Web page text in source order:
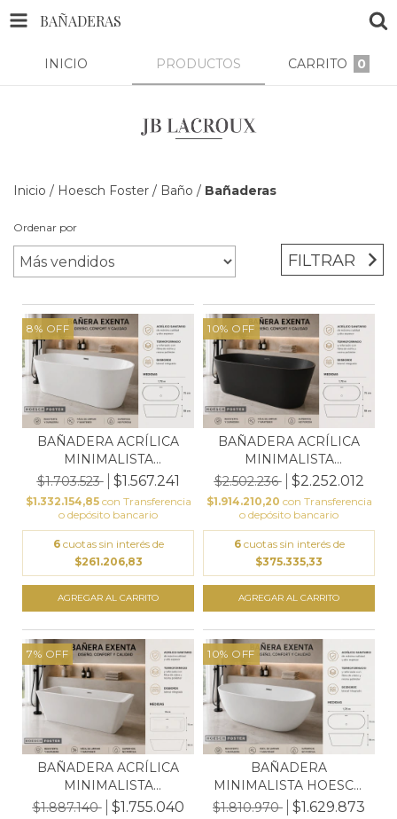
BAÑADERAS
INICIO PRODUCTOS CARRITO 0
Inicio / Hoesch Foster / Baño / Bañaderas
Ordenar por
FILTRAR
8% OFF
BAÑADERA ACRÍLICA
MINIMALISTA
170X75X58...
$1.703.523 $1.567.241
$1.332.154,85 con Transferencia
o depósito bancario
6 cuotas sin interés de
$261.206,83
10% OFF
BAÑADERA ACRÍLICA
MINIMALISTA
170X75X58...
$2.502.236 $2.252.012
$1.914.210,20 con Transferencia
o depósito bancario
6 cuotas sin interés de
$375.335,33
7% OFF
BAÑADERA ACRÍLICA
MINIMALISTA
170X75X58...
$1.887.140 $1.755.040
10% OFF
BAÑADERA
MINIMALISTA HOESCH
FOSTER 170X7...
$1.810.970 $1.629.873